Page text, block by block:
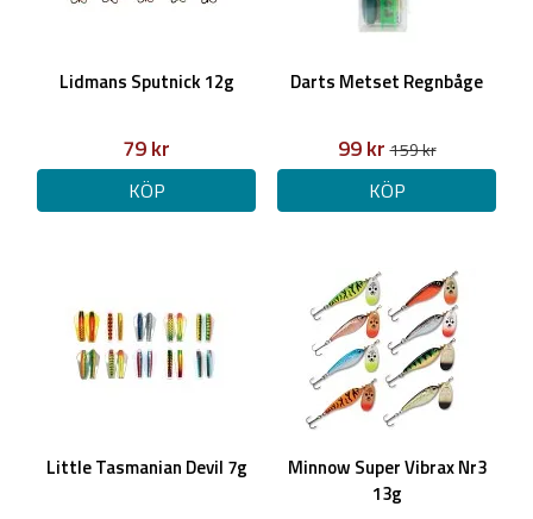
Lidmans Sputnick 12g
79 kr
KÖP
Darts Metset Regnbåge
99 kr159 kr
KÖP
Little Tasmanian Devil 7g
Minnow Super Vibrax Nr3
13g